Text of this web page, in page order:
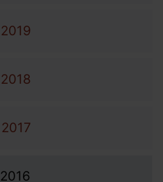
2019
2018
2017
2016